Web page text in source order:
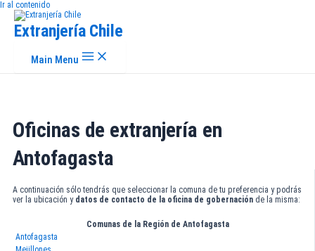
Ir al contenido
Extranjería Chile
Main Menu
Oficinas de extranjería en
Antofagasta
A continuación sólo tendrás que seleccionar la comuna de tu preferencia y podrás
ver la ubicación y datos de contacto de la oficina de gobernación de la misma:
Comunas de la Región de Antofagasta
Antofagasta